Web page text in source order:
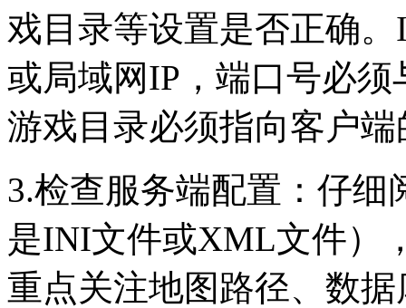
戏目录等设置是否正确
或局域网IP，端口号必
游戏目录必须指向客户
3.检查服务端配置：仔
是INI文件或XML文件）
重点关注地图路径、数